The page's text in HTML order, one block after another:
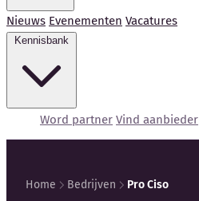
Nieuws Evenementen Vacatures
Word partner Vind aanbieder
Home Bedrijven Pro Ciso